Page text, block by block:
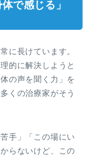
で感じる」
に長けています。
的に解決しようと
の声を聞く力」を
くの治療家がそう
手」「この場にい
らないけど、この